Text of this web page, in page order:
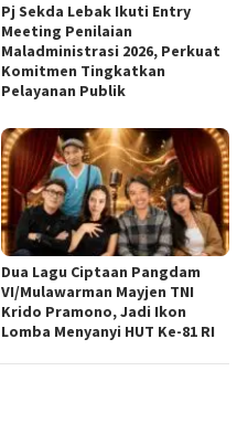
Pj Sekda Lebak Ikuti Entry
Meeting Penilaian
Maladministrasi 2026, Perkuat
Komitmen Tingkatkan
Pelayanan Publik
Dua Lagu Ciptaan Pangdam
VI/Mulawarman Mayjen TNI
Krido Pramono, Jadi Ikon
Lomba Menyanyi HUT Ke-81 RI